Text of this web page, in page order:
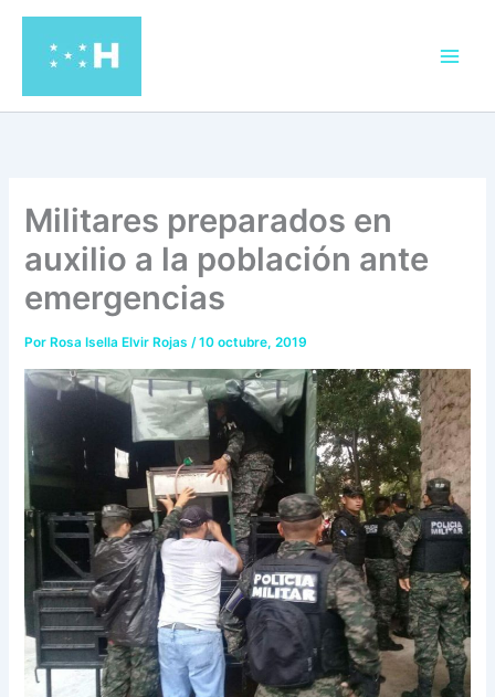
contenido
Militares preparados en
auxilio a la población ante
emergencias
Por Rosa Isella Elvir Rojas/10 octubre, 2019